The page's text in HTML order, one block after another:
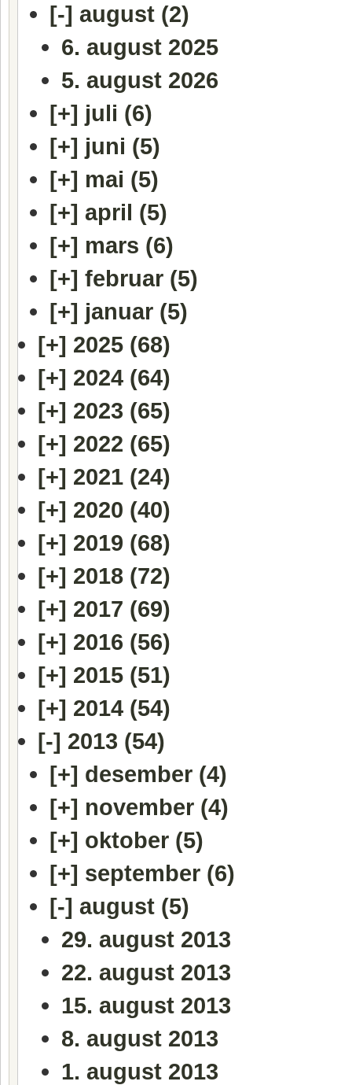
[-] august (2)
6. august 2025
5. august 2026
[+] juli (6)
[+] juni (5)
[+] mai (5)
[+] april (5)
[+] mars (6)
[+] februar (5)
[+] januar (5)
[+] 2025 (68)
[+] 2024 (64)
[+] 2023 (65)
[+] 2022 (65)
[+] 2021 (24)
[+] 2020 (40)
[+] 2019 (68)
[+] 2018 (72)
[+] 2017 (69)
[+] 2016 (56)
[+] 2015 (51)
[+] 2014 (54)
[-] 2013 (54)
[+] desember (4)
[+] november (4)
[+] oktober (5)
[+] september (6)
[-] august (5)
29. august 2013
22. august 2013
15. august 2013
8. august 2013
1. august 2013